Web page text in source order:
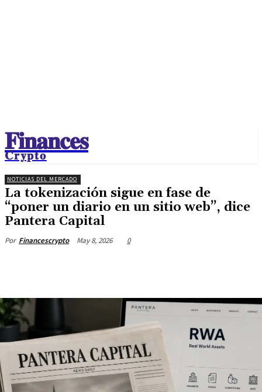
𝐅𝐢𝐧𝐚𝐧𝐜𝐞𝐬
𝐂𝐫𝐲𝐩𝐭𝐨
NOTICIAS DEL MERCADO
La tokenización sigue en fase de
“poner un diario en un sitio web”, dice
Pantera Capital
Por Financescrypto May 8, 2026 0